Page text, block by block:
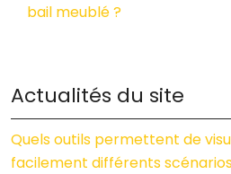
bail meublé ?
Actualités du site
Quels outils permettent de
facilement différents